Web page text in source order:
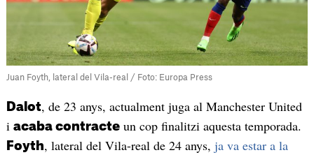
Juan Foyth, lateral del Vila-real / Foto: Europa Press
Dalot, de 23 anys, actualment juga al Manchester United
i acaba contracteun cop finalitzi aquesta temporada.
Foyth, lateral del Vila-real de 24 anys, ja va estar a la